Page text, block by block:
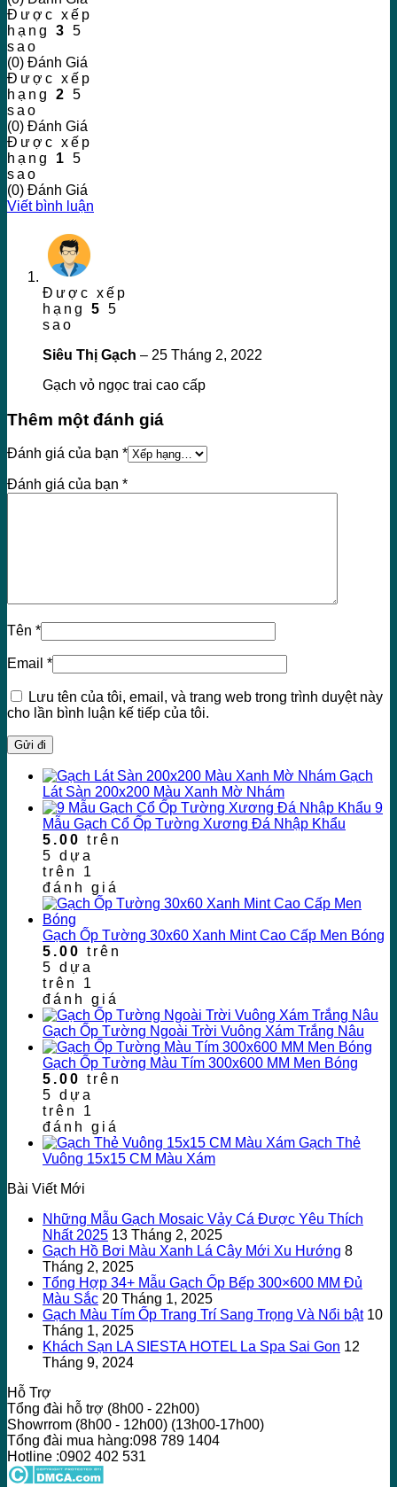
Được xếp
hạng 3 5
sao
(0) Đánh Giá
Được xếp
hạng 2 5
sao
(0) Đánh Giá
Được xếp
hạng 1 5
sao
(0) Đánh Giá
Viết bình luận
Được xếp
hạng 5 5
sao
Siêu Thị Gạch – 25 Tháng 2, 2022
Gạch vỏ ngọc trai cao cấp
Thêm một đánh giá
Đánh giá của bạn *
Đánh giá của bạn *
Tên *
Email *
Lưu tên của tôi, email, và trang web trong trình duyệt này
cho lần bình luận kế tiếp của tôi.
Gạch
Lát Sàn 200x200 Màu Xanh Mờ Nhám
9
Mẫu Gạch Cổ Ốp Tường Xương Đá Nhập Khẩu
5.00 trên
5 dựa
trên 1
đánh giá
Gạch Ốp Tường 30x60 Xanh Mint Cao Cấp Men Bóng
5.00 trên
5 dựa
trên 1
đánh giá
Gạch Ốp Tường Ngoài Trời Vuông Xám Trắng Nâu
Gạch Ốp Tường Màu Tím 300x600 MM Men Bóng
5.00 trên
5 dựa
trên 1
đánh giá
Gạch Thẻ
Vuông 15x15 CM Màu Xám
Bài Viết Mới
Những Mẫu Gạch Mosaic Vảy Cá Được Yêu Thích
Nhất 2025 13 Tháng 2, 2025
Gạch Hồ Bơi Màu Xanh Lá Cây Mới Xu Hướng 8
Tháng 2, 2025
Tổng Hợp 34+ Mẫu Gạch Ốp Bếp 300×600 MM Đủ
Màu Sắc 20 Tháng 1, 2025
Gạch Màu Tím Ốp Trang Trí Sang Trọng Và Nổi bật 10
Tháng 1, 2025
Khách Sạn LA SIESTA HOTEL La Spa Sai Gon 12
Tháng 9, 2024
Hỗ Trợ
Tổng đài hỗ trợ (8h00 - 22h00)
Showrrom (8h00 - 12h00) (13h00-17h00)
Tổng đài mua hàng:098 789 1404
Hotline :0902 402 531